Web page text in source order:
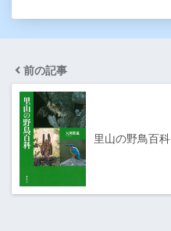
前の記事
里山の野鳥百科